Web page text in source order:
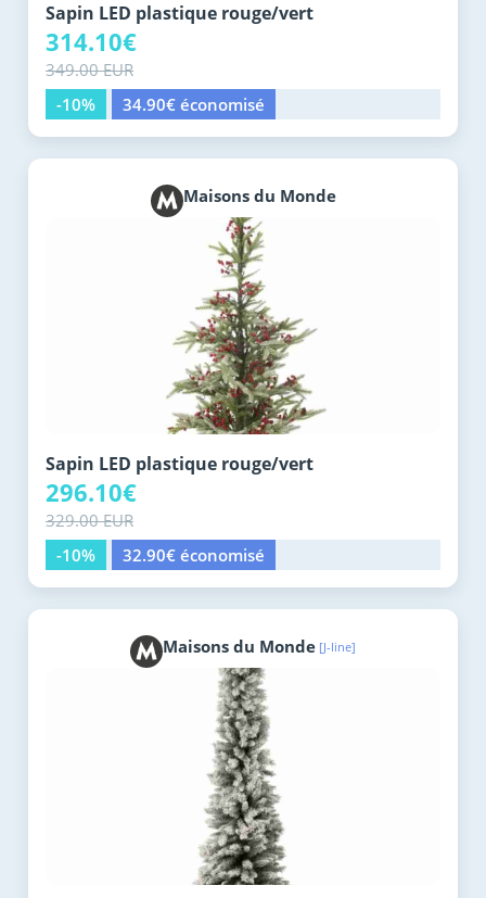
Sapin LED plastique rouge/vert
314.10€
349.00 EUR
-10%
34.90€ économisé
Maisons du Monde
Sapin LED plastique rouge/vert
296.10€
329.00 EUR
-10%
32.90€ économisé
Maisons du Monde [J-line]